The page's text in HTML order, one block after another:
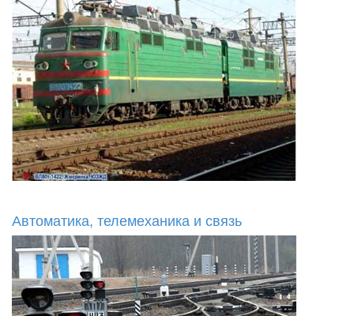
Автоматика, телемеханика и связь